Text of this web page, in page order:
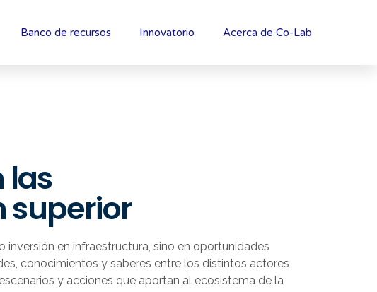
Banco de recursos Innovatorio Acerca de Co-Lab
las
superior
en infraestructura, sino en oportunidades
conocimientos y saberes entre los distintos actores
y acciones que aportan al ecosistema de la